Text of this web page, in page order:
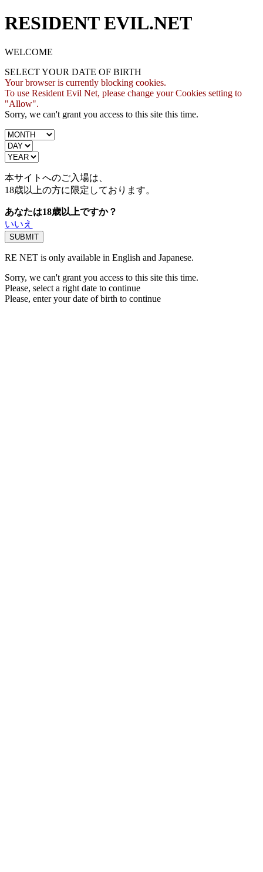
RESIDENT EVIL.NET
WELCOME
SELECT YOUR DATE OF BIRTH
Your browser is currently blocking cookies.
To use Resident Evil Net, please change your Cookies setting to
"Allow".
Sorry, we can't grant you access to this site this time.
本サイトへのご入場は、
18歳以上の方に限定しております。
あなたは18歳以上ですか？
いいえ
RE NET is only available in English and Japanese.
Sorry, we can't grant you access to this site this time.
Please, select a right date to continue
Please, enter your date of birth to continue